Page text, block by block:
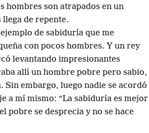
hombres son atrapados en un
llega de repente.
de sabiduría que me
con pocos hombres. Y un rey
levantando impresionantes
allí un hombre pobre pero sabio,
Sin embargo, luego nadie se acordó
a mí mismo: “La sabiduría es mejor
pobre se desprecia y no se hace